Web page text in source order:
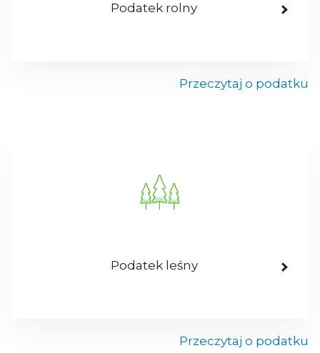
Podatek rolny
Przeczytaj o podatku
Podatek leśny
Przeczytaj o podatku